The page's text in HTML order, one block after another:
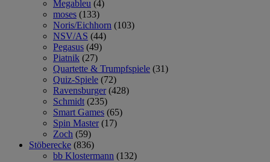
Megableu (4)
moses (133)
Noris/Eichhorn (103)
NSV/AS (44)
Pegasus (49)
Piatnik (27)
Quartette & Trumpfspiele (31)
Quiz-Spiele (72)
Ravensburger (428)
Schmidt (235)
Smart Games (65)
Spin Master (17)
Zoch (59)
Stöberecke (836)
bb Klostermann (132)